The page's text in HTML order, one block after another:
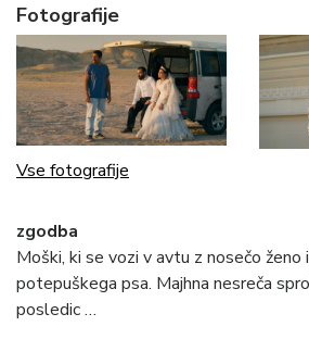
Fotografije
Vse fotografije
zgodba
Moški, ki se vozi v avtu z nosečo ženo
potepuškega psa. Majhna nesreča
posledic …